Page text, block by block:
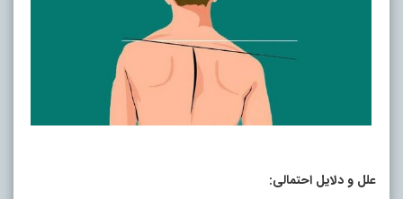
علل و دلایل احتمالی: